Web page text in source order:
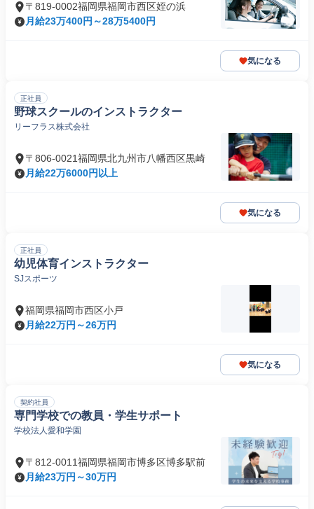
〒819-0002福岡県福岡市西区姪の浜
月給23万400円～28万5400円
気になる
正社員
野球スクールのインストラクター
リーフラス株式会社
〒806-0021福岡県北九州市八幡西区黒崎
月給22万6000円以上
気になる
正社員
幼児体育インストラクター
SJスポーツ
福岡県福岡市西区小戸
月給22万円～26万円
気になる
契約社員
専門学校での教員・学生サポート
学校法人愛和学園
〒812-0011福岡県福岡市博多区博多駅前
月給23万円～30万円